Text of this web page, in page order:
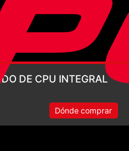
DE CPU INTEGRAL
Dónde comprar